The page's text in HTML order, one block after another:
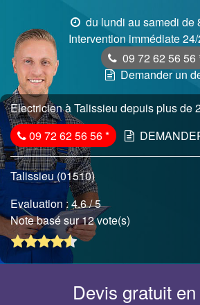
du lundi au samedi de
Intervention immédiate
09 72 62 56 56
Demander un
Electricien à Talissieu depuis plus de
09 72 62 56 56*
Talissieu (01510)
Evaluation :4.6/ 5
Note basé sur 12 vote(s)
Devis gratuit